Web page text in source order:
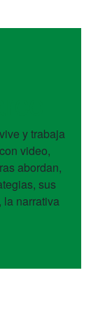
y trabaja
video,
abordan,
sus
la narrativa